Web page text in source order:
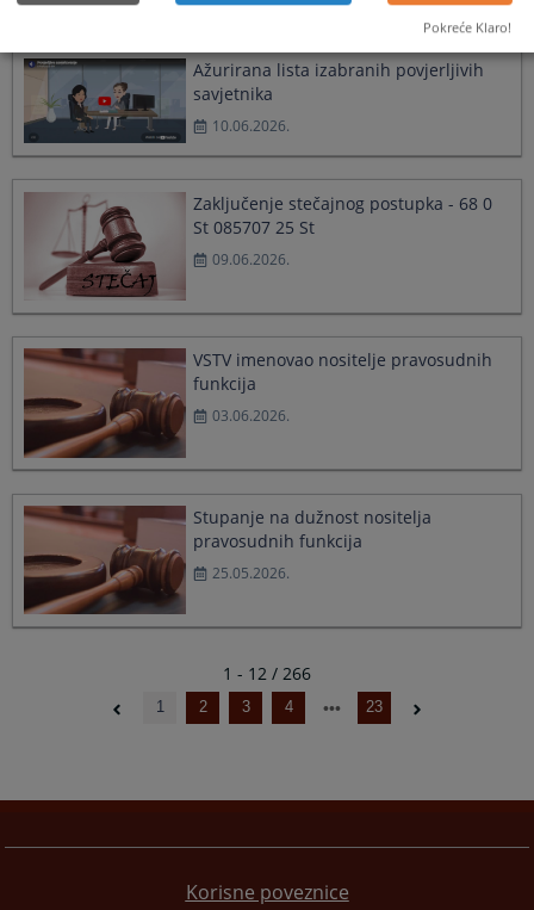
Ažurirana lista izabranih povjerljivih
savjetnika
10.06.2026.
Zaključenje stečajnog postupka - 68 0
St 085707 25 St
09.06.2026.
VSTV imenovao nositelje pravosudnih
funkcija
03.06.2026.
Stupanje na dužnost nositelja
pravosudnih funkcija
25.05.2026.
1 - 12 / 266
1 2 3 4 23
Korisne poveznice
Pokreće Klaro!